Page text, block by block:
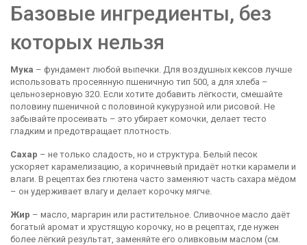
Базовые ингредиенты, без
которых нельзя
Мука – фундамент любой выпечки. Для воздушных кексов лучше
использовать просеянную пшеничную тип 500, а для хлеба –
цельнозерновую 320. Если хотите добавить лёгкости, смешайте
половину пшеничной с половиной кукурузной или рисовой. Не
забывайте просеивать – это убирает комочки, делает тесто
гладким и предотвращает плотность.
Сахар – не только сладость, но и структура. Белый песок
ускоряет карамелизацию, а коричневый придаёт нотки карамели и
влаги. В рецептах без глютена часто заменяют часть сахара мёдом
– он удерживает влагу и делает корочку мягче.
Жир – масло, маргарин или растительное. Сливочное масло даёт
богатый аромат и хрустящую корочку, но в рецептах, где нужен
более лёгкий результат, заменяйте его оливковым маслом (см.